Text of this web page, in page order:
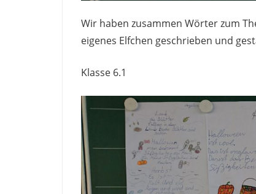
Wir haben zusammen Wörter zum
eigenes Elfchen geschrieben und
Klasse 6.1